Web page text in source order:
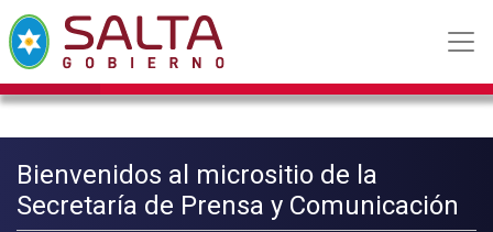
Bienvenidos al micrositio de la
Secretaría de Prensa y Comunicación